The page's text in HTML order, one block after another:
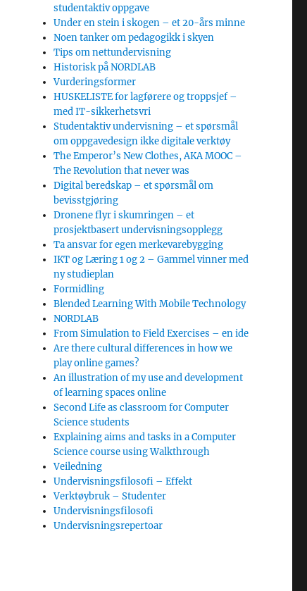
studentaktiv oppgave
Under en stein i skogen – et 20-års minne
Noen tanker om pedagogikk i skyen
Tips om nettundervisning
Historisk på NORDLAB
Vurderingsformer
HUSKELISTE for lagførere og troppsjef –
med IT-sikkerhetsvri
Studentaktiv undervisning – et spørsmål
om oppgavedesign ikke digitale verktøy
The Emperor’s New Clothes, AKA MOOC –
The Revolution that never was
Digital beredskap – et spørsmål om
bevisstgjøring
Dronene flyr i skumringen – et
prosjektbasert undervisningsopplegg
Ta ansvar for egen merkevarebygging
IKT og Læring 1 og 2 – Gammel vinner med
ny studieplan
Formidling
Blended Learning With Mobile Technology
NORDLAB
From Simulation to Field Exercises – en ide
Are there cultural differences in how we
play online games?
An illustration of my use and development
of learning spaces online
Second Life as classroom for Computer
Science students
Explaining aims and tasks in a Computer
Science course using Walkthrough
Veiledning
Undervisningsfilosofi – Effekt
Verktøybruk – Studenter
Undervisningsfilosofi
Undervisningsrepertoar